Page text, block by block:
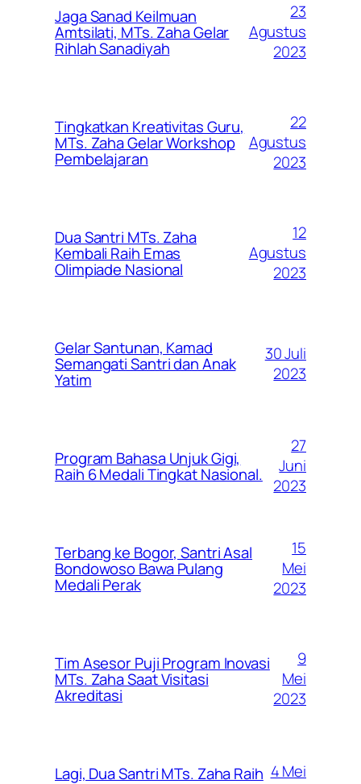
Jaga Sanad Keilmuan
Amtsilati, MTs. Zaha Gelar
Rihlah Sanadiyah
23
Agustus
2023
Tingkatkan Kreativitas Guru,
MTs. Zaha Gelar Workshop
Pembelajaran
22
Agustus
2023
Dua Santri MTs. Zaha
Kembali Raih Emas
Olimpiade Nasional
12
Agustus
2023
Gelar Santunan, Kamad
Semangati Santri dan Anak
Yatim
30 Juli
2023
Program Bahasa Unjuk Gigi,
Raih 6 Medali Tingkat Nasional.
27
Juni
2023
Terbang ke Bogor, Santri Asal
Bondowoso Bawa Pulang
Medali Perak
15
Mei
2023
Tim Asesor Puji Program Inovasi
MTs. Zaha Saat Visitasi
Akreditasi
9
Mei
2023
Lagi, Dua Santri MTs. Zaha Raih 4 Mei